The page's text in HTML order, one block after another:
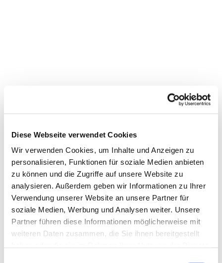
Diese Webseite verwendet Cookies
Wir verwenden Cookies, um Inhalte und Anzeigen zu
personalisieren, Funktionen für soziale Medien anbieten
zu können und die Zugriffe auf unsere Website zu
analysieren. Außerdem geben wir Informationen zu Ihrer
Verwendung unserer Website an unsere Partner für
soziale Medien, Werbung und Analysen weiter. Unsere
Partner führen diese Informationen möglicherweise mit
weiteren Daten zusammen, die Sie ihnen bereitgestellt
Dies könnte Sie auch
interessieren